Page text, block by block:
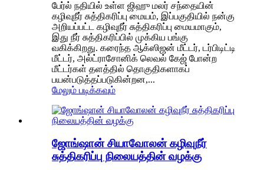
பேர்ல் நதியில் உள்ள ஜிஹு மலர் சந்தையின்
கழிவுநீர் சுத்திகரிப்பு மையம், இப்பகுதியில் நன்கு
அறியப்பட்ட கழிவுநீர் சுத்திகரிப்பு மையமாகும்,
இது நீர் சுத்திகரிப்பில் முக்கிய பங்கு
வகிக்கிறது. கரைந்த ஆக்ஸிஜன் மீட்டர், டர்பிடிட்டி
மீட்டர், அல்ட்ராசோனிக் லெவல் கேஜ் போன்ற
மீட்டர்கள் தளத்தில் தொகுதிகளாகப்
பயன்படுத்தப்படுகின்றன,...
மேலும் படிக்கவும்
ஜோங்ஷான் சியாவோலன் கழிவுநீர்
சுத்திகரிப்பு நிலையத்தின் வழக்கு